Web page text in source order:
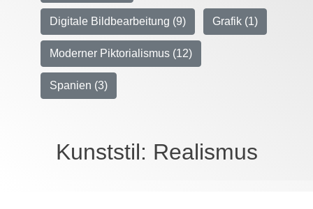
Digitale Bildbearbeitung (9) Grafik (1)
Moderner Piktorialismus (12)
Spanien (3)
Kunststil: Realismus